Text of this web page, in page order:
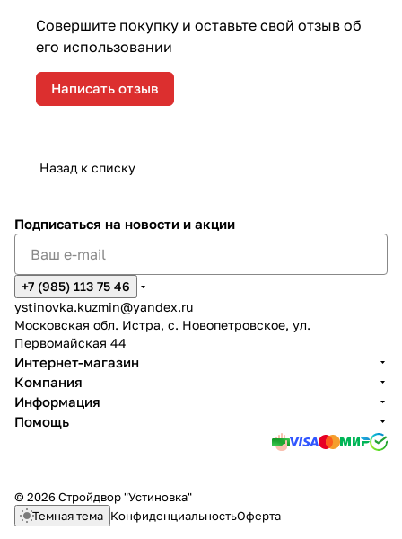
Совершите покупку и оставьте свой отзыв об
его использовании
Написать отзыв
Назад к списку
Подписаться на новости и акции
+7 (985) 113 75 46
ystinovka.kuzmin@yandex.ru
Московская обл. Истра, с. Новопетровское, ул.
Первомайская 44
Интернет-магазин
Компания
Информация
Помощь
© 2026 Стройдвор "Устиновка"
Темная тема КонфиденциальностьОферта